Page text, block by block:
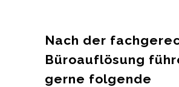
Nach der
Büroauflösung
gerne folgende